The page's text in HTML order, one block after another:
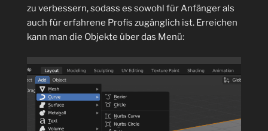
zu verbessern, sodass es sowohl für Anfänger als
auch für erfahrene Profis zugänglich ist. Erreichen
kann man die Objekte über das Menü: